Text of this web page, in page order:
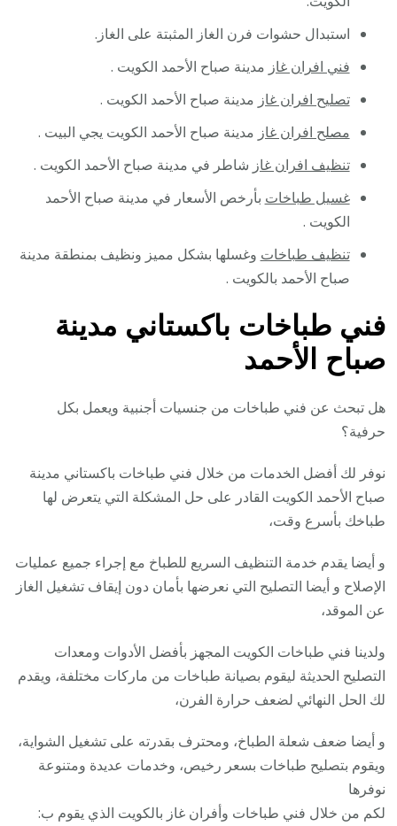
استبدال حشوات فرن الغاز المثبتة على الغاز.
فني افران غاز مدينة صباح الأحمد الكويت .
تصليح افران غاز مدينة صباح الأحمد الكويت .
مصلح افران غاز مدينة صباح الأحمد الكويت يجي البيت .
تنظيف افران غاز شاطر في مدينة صباح الأحمد الكويت .
غسيل طباخات بأرخص الأسعار في مدينة صباح الأحمد
الكويت .
تنظيف طباخات وغسلها بشكل مميز ونظيف بمنطقة مدينة
صباح الأحمد بالكويت .
فني طباخات باكستاني مدينة
صباح الأحمد
هل تبحث عن فني طباخات من جنسيات أجنبية ويعمل بكل
حرفية؟
نوفر لك أفضل الخدمات من خلال فني طباخات باكستاني مدينة
صباح الأحمد الكويت القادر على حل المشكلة التي يتعرض لها
طباخك بأسرع وقت،
و أيضا يقدم خدمة التنظيف السريع للطباخ مع إجراء جميع عمليات
الإصلاح و أيضا التصليح التي نعرضها بأمان دون إيقاف تشغيل الغاز
عن الموقد،
ولدينا فني طباخات الكويت المجهز بأفضل الأدوات ومعدات
التصليح الحديثة ليقوم بصيانة طباخات من ماركات مختلفة، ويقدم
لك الحل النهائي لضعف حرارة الفرن،
و أيضا ضعف شعلة الطباخ، ومحترف بقدرته على تشغيل الشواية،
ويقوم بتصليح طباخات بسعر رخيص، وخدمات عديدة ومتنوعة
نوفرها
لكم من خلال فني طباخات وأفران غاز بالكويت الذي يقوم ب: